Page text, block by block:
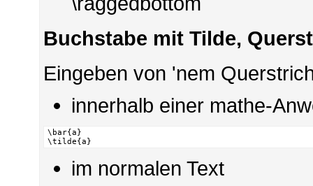
Buchstabe mit Tilde,
Eingeben von 'nem
innerhalb einer mathe-
\bar{a}
\tilde{a}
im normalen Text